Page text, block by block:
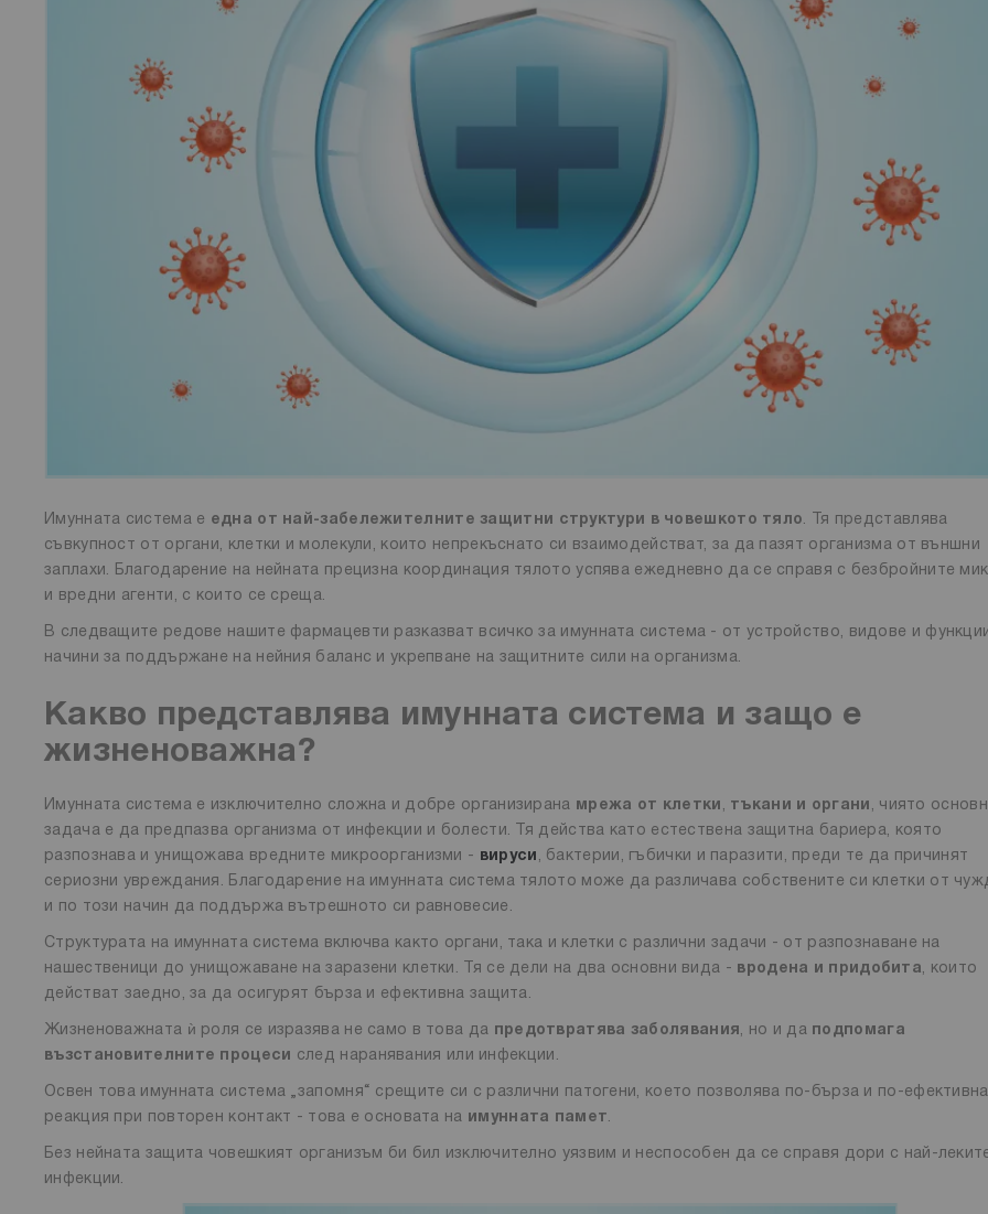
Имунната система е една от най-забележителните защитни структури в човешкото тяло. Тя представлява
съвкупност от органи, клетки и молекули, които непрекъснато си взаимодействат, за да пазят организма от външни
заплахи. Благодарение на нейната прецизна координация тялото успява ежедневно да се справя с безбройните
и вредни агенти, с които се среща.
В следващите редове нашите фармацевти разказват всичко за имунната система - от устройство, видове и
начини за поддържане на нейния баланс и укрепване на защитните сили на организма.
Какво представлява имунната система и защо е
жизненоважна?
Имунната система е изключително сложна и добре организирана мрежа от клетки , тъкани и органи , чиято
задача е да предпазва организма от инфекции и болести. Тя действа като естествена защитна бариера, която
разпознава и унищожава вредните микроорганизми - вируси , бактерии, гъбички и паразити, преди те да причинят
сериозни увреждания. Благодарение на имунната система тялото може да различава собствените си клетки от
и по този начин да поддържа вътрешното си равновесие.
Структурата на имунната система включва както органи, така и клетки с различни задачи - от разпознаване на
нашественици до унищожаване на заразени клетки. Тя се дели на два основни вида - вродена и придобита, които
действат заедно, за да осигурят бърза и ефективна защита.
Жизненоважната ѝ роля се изразява не само в това да предотвратява заболявания, но и даподпомага
възстановителните процеси след наранявания или инфекции.
Освен това имунната система „запомня“ срещите си с различни патогени, което позволява по-бърза и по-ефективна
реакция при повторен контакт - това е основата на имунната памет.
Без нейната защита човешкият организъм би бил изключително уязвим и неспособен да се справя дори с най-
инфекции.